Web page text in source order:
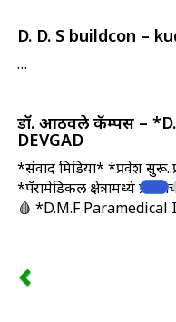
D. D. S buildcon –
…
डॉ. आठवले कॅम्पस –
DEVGAD
*संवाद मिडिया* *प्रवेश
*पॅरामेडिकल क्षेत्रामध्ये
🩸 *D.M.F